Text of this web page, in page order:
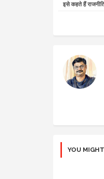
इसे कहते हैं
YOU